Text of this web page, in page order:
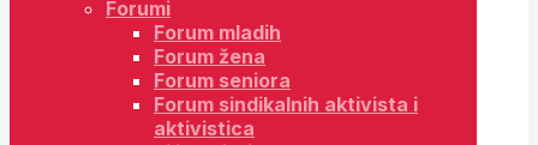
Forumi
Forum mladih
Forum žena
Forum seniora
Forum sindikalnih aktivista i
aktivistica